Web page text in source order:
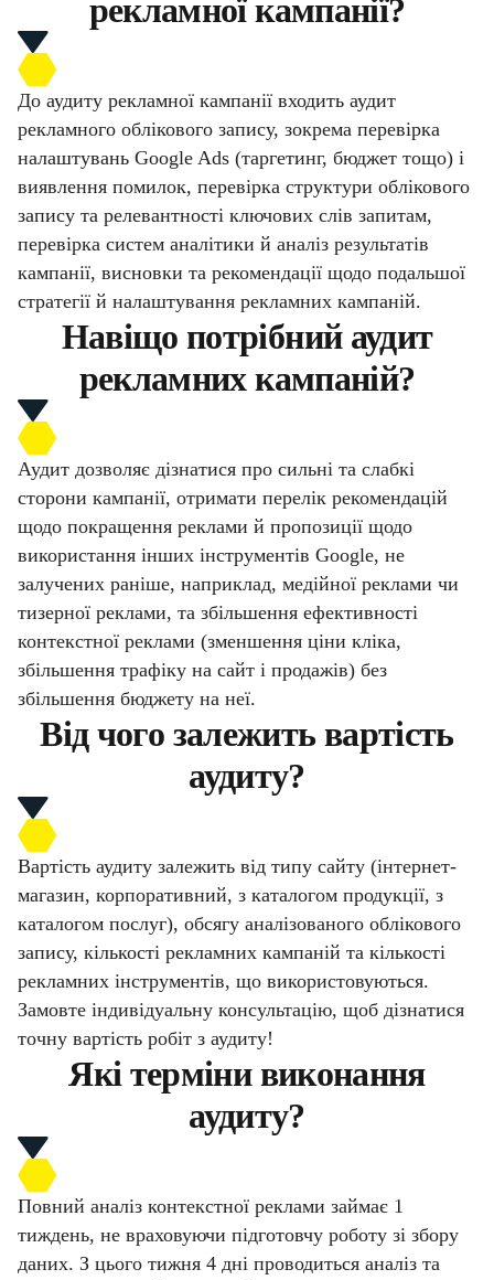
рекламної кампанії?
До аудиту рекламної кампанії входить аудит
рекламного облікового запису, зокрема перевірка
налаштувань Google Ads (таргетинг, бюджет тощо) і
виявлення помилок, перевірка структури облікового
запису та релевантності ключових слів запитам,
перевірка систем аналітики й аналіз результатів
кампанії, висновки та рекомендації щодо подальшої
стратегії й налаштування рекламних кампаній.
Навіщо потрібний аудит
рекламних кампаній?
Аудит дозволяє дізнатися про сильні та слабкі
сторони кампанії, отримати перелік рекомендацій
щодо покращення реклами й пропозиції щодо
використання інших інструментів Google, не
залучених раніше, наприклад, медійної реклами чи
тизерної реклами, та збільшення ефективності
контекстної реклами (зменшення ціни кліка,
збільшення трафіку на сайт і продажів) без
збільшення бюджету на неї.
Від чого залежить вартість
аудиту?
Вартість аудиту залежить від типу сайту (інтернет-
магазин, корпоративний, з каталогом продукції, з
каталогом послуг), обсягу аналізованого облікового
запису, кількості рекламних кампаній та кількості
рекламних інструментів, що використовуються.
Замовте індивідуальну консультацію, щоб дізнатися
точну вартість робіт з аудиту!
Які терміни виконання
аудиту?
Повний аналіз контекстної реклами займає 1
тиждень, не враховуючи підготовчу роботу зі збору
даних. З цього тижня 4 дні проводиться аналіз та